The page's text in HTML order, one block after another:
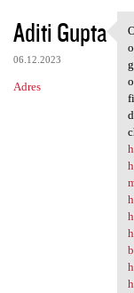
Aditi Gupta
06.12.2023
Adres